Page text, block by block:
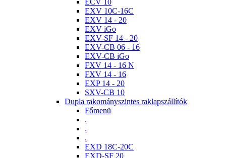
ECV 10
EXV 10C-16C
EXV 14 - 20
EXV iGo
EXV-SF 14 - 20
EXV-CB 06 - 16
EXV-CB iGo
FXV 14 - 16 N
FXV 14 - 16
EXP 14 - 20
SXV-CB 10
Dupla rakományszintes raklapszállítók
Főmenü
.
.
.
EXD 18C-20C
EXD-SF 20